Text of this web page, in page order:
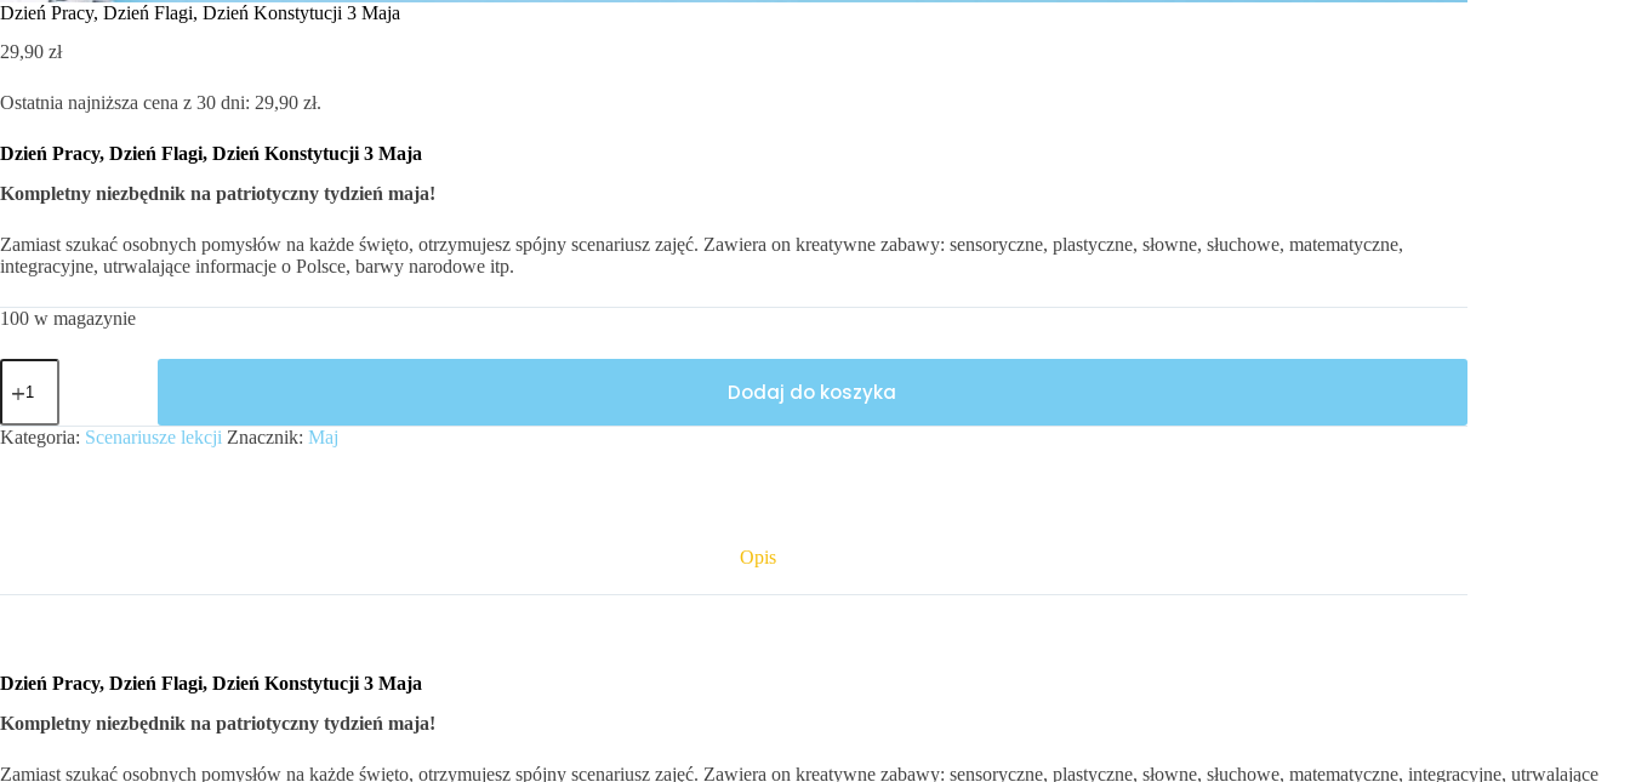
Dzień Pracy, Dzień Flagi, Dzień Konstytucji 3 Maja
29,90 zł
Ostatnia najniższa cena z 30 dni: 29,90 zł.
Dzień Pracy, Dzień Flagi, Dzień Konstytucji 3 Maja
Kompletny niezbędnik na patriotyczny tydzień maja!
Zamiast szukać osobnych pomysłów na każde święto, otrzymujesz spójny scenariusz zajęć. Zawiera on kreatywne zabawy: sensoryczne, plastyczne, słowne, słuchowe, matematyczne,
integracyjne, utrwalające informacje o Polsce, barwy narodowe itp.
100 w magazynie
ilość
Dzień
Dzień
Flagi,
Dodaj do koszyka
Kategoria: Scenariusze lekcji Znacznik: Maj
Opis
Dzień Pracy, Dzień Flagi, Dzień Konstytucji 3 Maja
Kompletny niezbędnik na patriotyczny tydzień maja!
Zamiast szukać osobnych pomysłów na każde święto, otrzymujesz spójny scenariusz zajęć. Zawiera on kreatywne zabawy: sensoryczne, plastyczne, słowne, słuchowe, matematyczne, integracyjne, utrwalające